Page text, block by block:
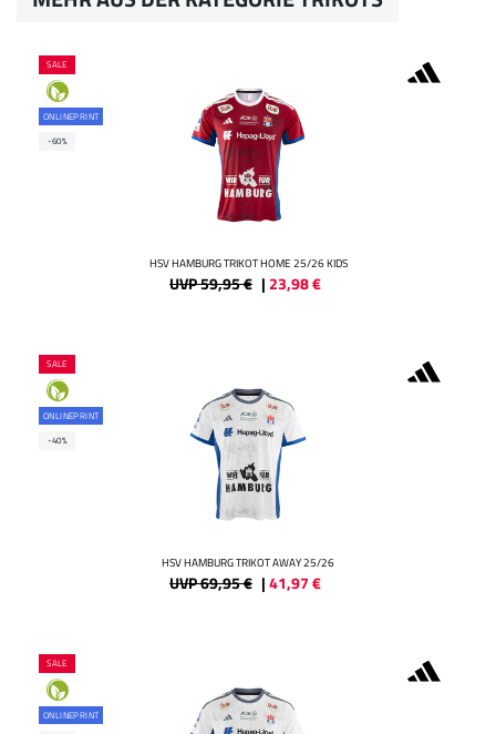
SALE
ONLINEPRINT
-60%
HSV HAMBURG TRIKOT HOME 25/26 KIDS
UVP 59,95 € |23,98€
SALE
ONLINEPRINT
-40%
HSV HAMBURG TRIKOT AWAY 25/26
UVP 69,95 € |41,97€
SALE
ONLINEPRINT